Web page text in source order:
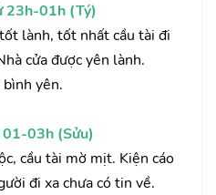
23h-01h (Tý)
lành, tốt nhất cầu tài đi
cửa được yên lành.
yên.
03h (Sửu)
cầu tài mờ mịt. Kiện cáo
đi xa chưa có tin về.